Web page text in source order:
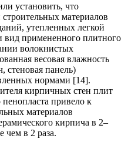
установить, что
материалов
утепленных легкой
вид примененного плитного
волокнистых
весовая влажность
стеновая панель)
нормами [14].
кирпичных стен плит
пенопласта привело к
материалов
кирпича в 2–
чем в 2 раза.